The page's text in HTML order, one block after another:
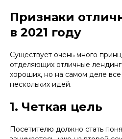
Признаки
в 2021 году
Существует очень много
отделяющих отличные
хороших, но на самом деле
нескольких идей.
1. Четкая цель
Посетителю должно стать